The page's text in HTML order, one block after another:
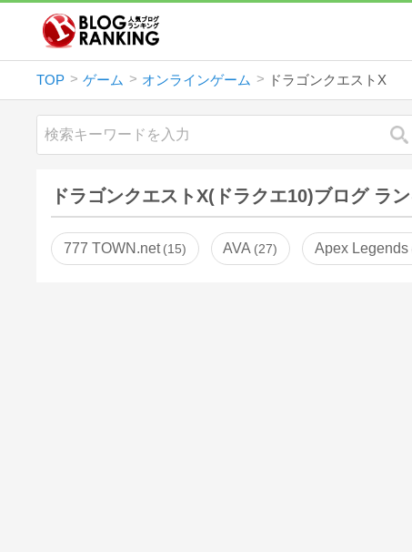
TOP ゲーム オンラインゲーム ドラゴンクエストX
検
ドラゴンクエストX(ドラクエ10)ブログ ラ
777 TOWN.net 15 AVA 27 Apex Legends